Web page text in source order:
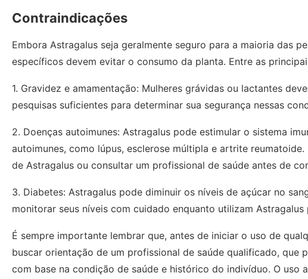
Contraindicações
Embora Astragalus seja geralmente seguro para a maioria das
específicos devem evitar o consumo da planta. Entre as
1. Gravidez e amamentação: Mulheres grávidas ou lactantes
pesquisas suficientes para determinar sua segurança nessas
2. Doenças autoimunes: Astragalus pode estimular o sistema
autoimunes, como lúpus, esclerose múltipla e artrite
de Astragalus ou consultar um profissional de saúde antes de
3. Diabetes: Astragalus pode diminuir os níveis de açúcar no
monitorar seus níveis com cuidado enquanto utilizam
É sempre importante lembrar que, antes de iniciar o uso de
buscar orientação de um profissional de saúde qualificado, que
com base na condição de saúde e histórico do indivíduo. O uso